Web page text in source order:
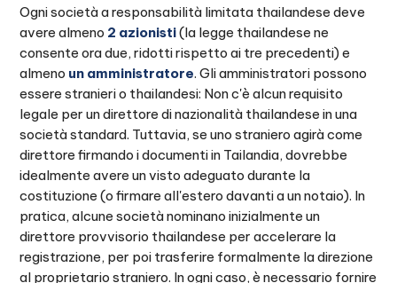
Ogni società a responsabilità limitata thailandese deve
avere almeno 2 azionisti(la legge thailandese ne
consente ora due, ridotti rispetto ai tre precedenti) e
almeno un amministratore. Gli amministratori possono
essere stranieri o thailandesi: Non c'è alcun requisito
legale per un direttore di nazionalità thailandese in una
società standard. Tuttavia, se uno straniero agirà come
direttore firmando i documenti in Tailandia, dovrebbe
idealmente avere un visto adeguato durante la
costituzione (o firmare all'estero davanti a un notaio). In
pratica, alcune società nominano inizialmente un
direttore provvisorio thailandese per accelerare la
registrazione, per poi trasferire formalmente la direzione
al proprietario straniero. In ogni caso, è necessario fornire